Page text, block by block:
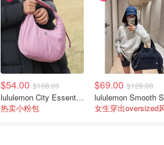
$54.00 $108.00
lululemon City Essentials 肩背包 4L
热卖小粉包
$69.00 $128.00
女生穿出oversized